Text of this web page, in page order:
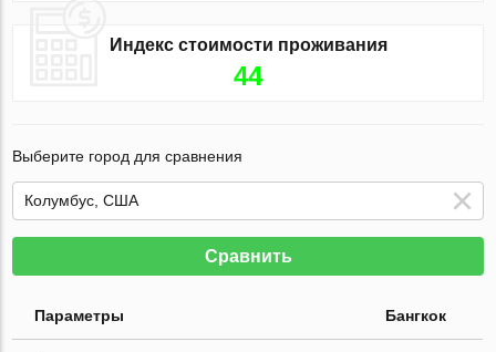
Индекс стоимости проживания
44
Выберите город для сравнения
Сравнить
Параметры Бангкок